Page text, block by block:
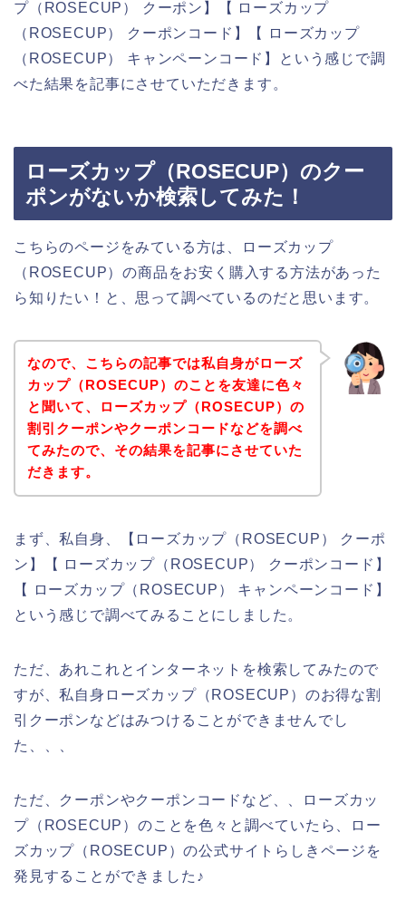
プ（ROSECUP） クーポン】【 ローズカップ
（ROSECUP） クーポンコード】【 ローズカップ
（ROSECUP） キャンペーンコード】という感じで調
べた結果を記事にさせていただきます。
ローズカップ（ROSECUP）のクー
ポンがないか検索してみた！
こちらのページをみている方は、ローズカップ
（ROSECUP）の商品をお安く購入する方法があった
ら知りたい！と、思って調べているのだと思います。
なので、こちらの記事では私自身がローズ
カップ（ROSECUP）のことを友達に色々
と聞いて、ローズカップ（ROSECUP）の
割引クーポンやクーポンコードなどを調べ
てみたので、その結果を記事にさせていた
だきます。
まず、私自身、【ローズカップ（ROSECUP） クーポ
ン】【 ローズカップ（ROSECUP） クーポンコード】
【 ローズカップ（ROSECUP） キャンペーンコード】
という感じで調べてみることにしました。
ただ、あれこれとインターネットを検索してみたので
すが、私自身ローズカップ（ROSECUP）のお得な割
引クーポンなどはみつけることができませんでし
た、、、
ただ、クーポンやクーポンコードなど、、ローズカッ
プ（ROSECUP）のことを色々と調べていたら、ロー
ズカップ（ROSECUP）の公式サイトらしきページを
発見することができました♪